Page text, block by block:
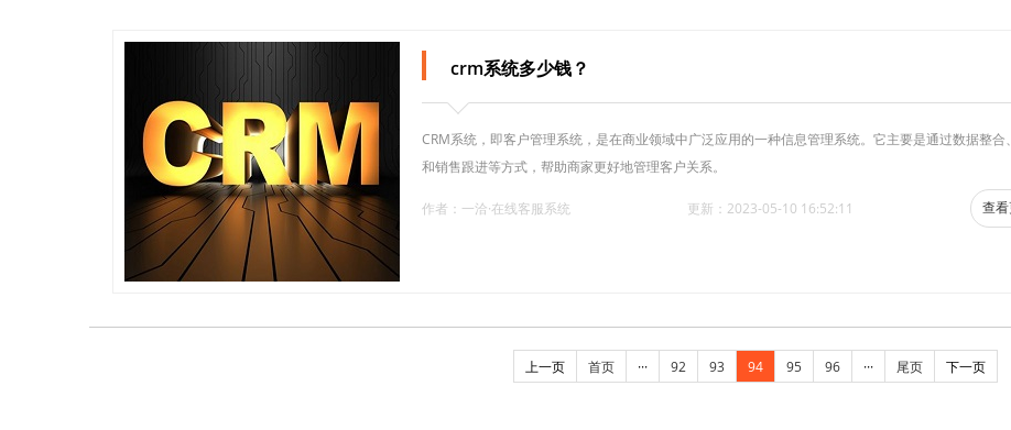
crm系统多少钱？
CRM系统，即客户管理系统，是在商业领域中广泛应用的一种信息管理系统。它主要是通过数据整合
和销售跟进等方式，帮助商家更好地管理客户关系。
作者：一洽·在线客服系统 更新：2023-05-10 16:52:11 查
上一页 首页 ··· 92 93 94 95 96 ··· 尾页 下一页